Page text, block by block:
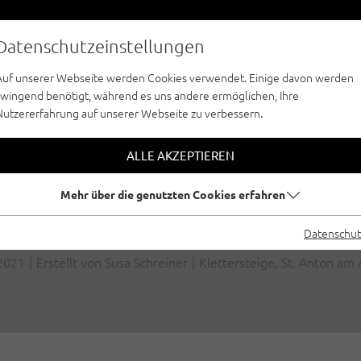
AM ARLBERG:
KNÖDEL-
SCHÜTZER
Erstellt von Susa Schreiner Klettersteige, St. Anton am
unserer Webseite werden Cookies verwendet. Einige davon werden
benötigt, während es uns andere ermöglichen, Ihre
auf unserer Webseite zu verbessern.
ALLE AKZEPTIEREN
Mehr über die genutzten Cookies erfahren